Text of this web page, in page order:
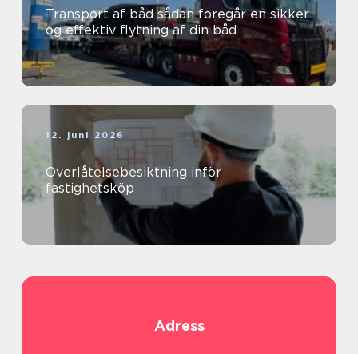
Transport af båd sådan foregår en sikker
og effektiv flytning af din båd
12. juni 2026
Överlåtelsebesiktning inför
fastighetsköp
Adress